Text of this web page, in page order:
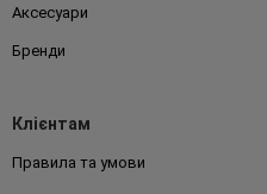
Аксесуари
Бренди
Клієнтам
Правила та умови